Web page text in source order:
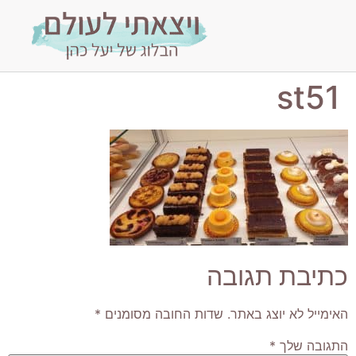
st51
כתיבת תגובה
האימייל לא יוצג באתר. שדות החובה מסומנים *
התגובה שלך *